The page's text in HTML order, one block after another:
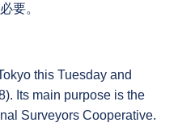
要。
this Tuesday and
Its main purpose is the
Surveyors Cooperative.